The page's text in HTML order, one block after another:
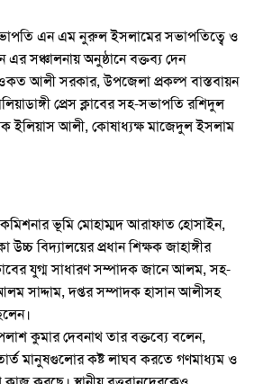
সভাপতি এন এম নুরুল ইসলামের সভাপতিত্বে ও
সঞ্চালনায় অনুষ্ঠানে বক্তব্য দেন
আলী সরকার, উপজেলা প্রকল্প বাস্তবায়ন
প্রেস ক্লাবের সহ-সভাপতি রশিদুল
ইলিয়াস আলী, কোষাধ্যক্ষ মাজেদুল ইসলাম
ভূমি মোহাম্মদ আরাফাত হোসাইন,
উচ্চ বিদ্যালয়ের প্রধান শিক্ষক জাহাঙ্গীর
যুগ্ম সাধারণ সম্পাদক জানে আলম, সহ-
সাদ্দাম, দপ্তর সম্পাদক হাসান আলীসহ
পলাশ কুমার দেবনাথ তার বক্তব্যে বলেন,
মানুষগুলোর কষ্ট লাঘব করতে গণমাধ্যম ও